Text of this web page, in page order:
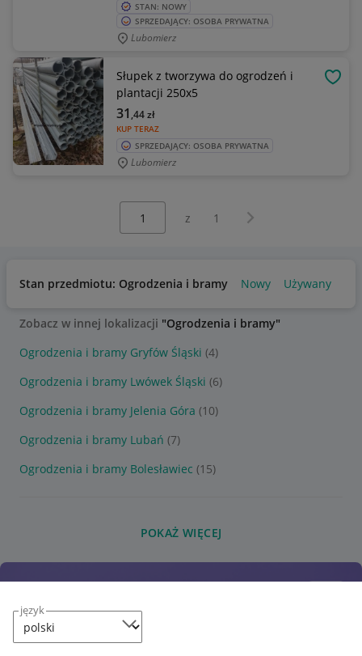
język
STAN: NOWY
SPRZEDAJĄCY: OSOBA PRYWATNA
Lubomierz
Słupek z tworzywa do ogrodzeń i
plantacji 250x5
KUP TERAZ
31 ,44zł
SPRZEDAJĄCY: OSOBA PRYWATNA
Lubomierz
z 1 Następna strona
Stan przedmiotu: Ogrodzenia i bramy Nowy Używany
Zobacz w innej lokalizacji "Ogrodzenia i bramy"
Ogrodzenia i bramy Gryfów Śląski (4)
Ogrodzenia i bramy Lwówek Śląski (6)
Ogrodzenia i bramy Jelenia Góra (10)
Ogrodzenia i bramy Lubań (7)
Ogrodzenia i bramy Bolesławiec (15)
POKAŻ WIĘCEJ